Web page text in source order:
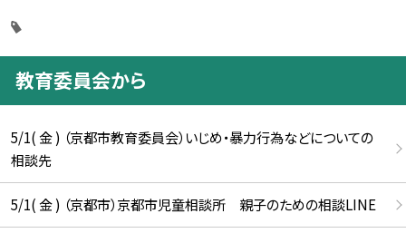
教育委員会から
5/1( 金 ) （京都市教育委員会）いじめ・暴力行為などについての
相談先
5/1( 金 ) （京都市）京都市児童相談所 親子のための相談LINE